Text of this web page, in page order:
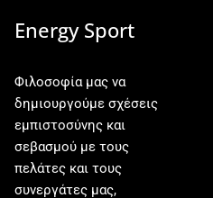
Energy Sport
Φιλοσοφία μας να
δημιουργούμε σχέσεις
εμπιστοσύνης και
σεβασμού με τους
πελάτες και τους
συνεργάτες μας,